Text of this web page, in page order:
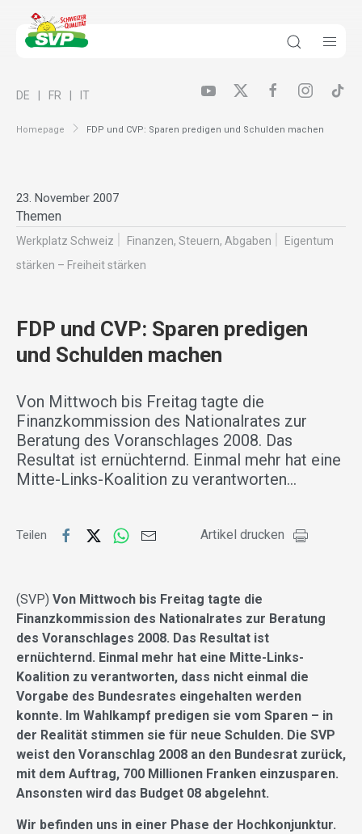
Homepage FDP und CVP: Sparen predigen und Schulden machen
DE FR IT
23. November 2007
Themen
Werkplatz Schweiz Finanzen, Steuern, Abgaben
Eigentum
stärken – Freiheit stärken
FDP und CVP: Sparen predigen
und Schulden machen
Von Mittwoch bis Freitag tagte die
Finanzkommission des Nationalrates zur
Beratung des Voranschlages 2008. Das
Resultat ist ernüchternd. Einmal mehr hat eine
Mitte-Links-Koalition zu verantworten…
Teilen Artikel drucken
(SVP) Von Mittwoch bis Freitag tagte die
Finanzkommission des Nationalrates zur Beratung
des Voranschlages 2008. Das Resultat ist
ernüchternd. Einmal mehr hat eine Mitte-Links-
Koalition zu verantworten, dass nicht einmal die
Vorgabe des Bundesrates eingehalten werden
konnte. Im Wahlkampf predigen sie vom Sparen – in
der Realität stimmen sie für neue Schulden. Die SVP
weist den Voranschlag 2008 an den Bundesrat zurück,
mit dem Auftrag, 700 Millionen Franken einzusparen.
Ansonsten wird das Budget 08 abgelehnt.
Wir befinden uns in einer Phase der Hochkonjunktur.